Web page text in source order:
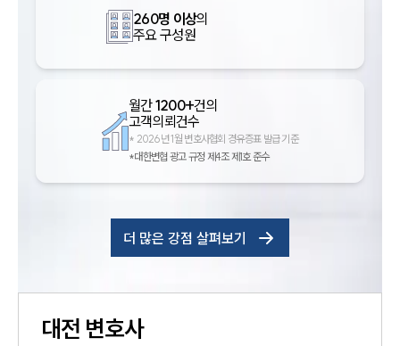
260명 이상의
주요 구성원
월간1200+건의
고객의뢰건수
* 2026년 1월 변호사협회 경유증표 발급 기준
*대한변협 광고 규정 제4조 제1호 준수
더 많은 강점 살펴보기
대전 변호사